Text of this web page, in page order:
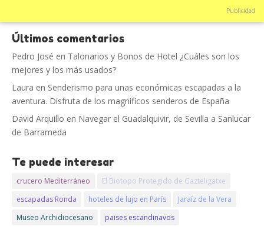
Publicidad
Últimos comentarios
Pedro José en Talonarios y Bonos de Hotel ¿Cuáles son los
mejores y los más usados?
Laura en Senderismo para unas económicas escapadas a la
aventura. Disfruta de los magníficos senderos de España
David Arquillo en Navegar el Guadalquivir, de Sevilla a Sanlucar
de Barrameda
Te puede interesar
crucero Mediterráneo
El Biotopo Protegido de Gazteligatxe
escapadas Ronda
hoteles de lujo en París
Jaraíz de la Vera
Museo Archidiocesano
paises escandinavos